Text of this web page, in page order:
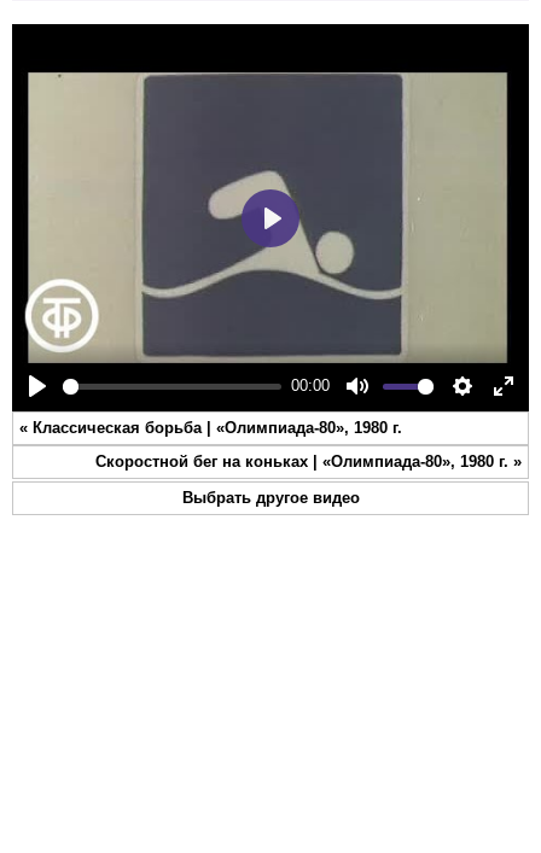
Play
00:00
Mute Settings
Play
« Классическая борьба | «Олимпиада-80», 1980 г.
Скоростной бег на коньках | «Олимпиада-80», 1980 г. »
Выбрать другое видео